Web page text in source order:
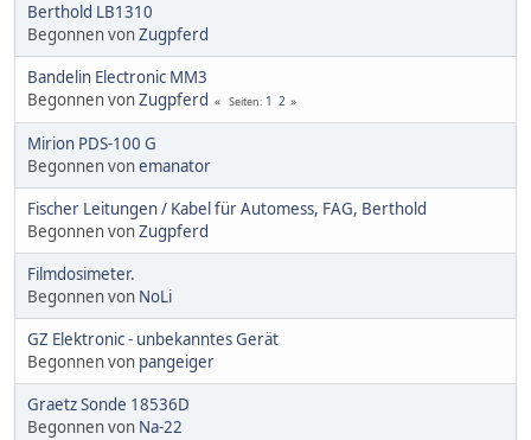
Berthold LB1310
Begonnen vonZugpferd
Bandelin Electronic MM3
Begonnen vonZugpferd Seiten 1 2
Mirion PDS-100 G
Begonnen vonemanator
Fischer Leitungen / Kabel für Automess, FAG, Berthold
Begonnen vonZugpferd
Filmdosimeter.
Begonnen von NoLi
GZ Elektronic - unbekanntes Gerät
Begonnen von pangeiger
Graetz Sonde 18536D
Begonnen von Na-22